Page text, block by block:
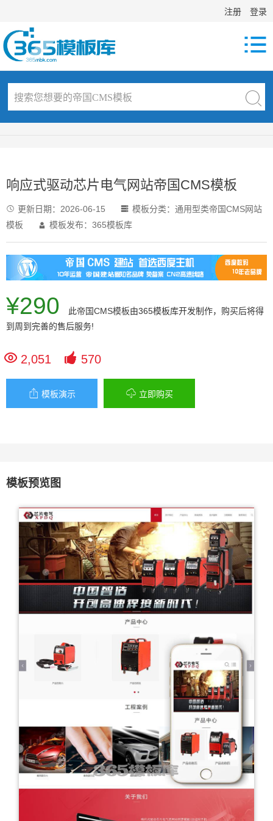
注册 登录

响应式驱动芯片电气网站帝国CMS模板
 更新日期： 2026-06-15  模板分类： 通用型类帝国CMS网站
模板
 模板发布：365模板库
¥290 此帝国CMS模板由365模板库开发制作，购买后将得
到周到完善的售后服务!
 2,051  570
 模板演示  立即购买
模板预览图